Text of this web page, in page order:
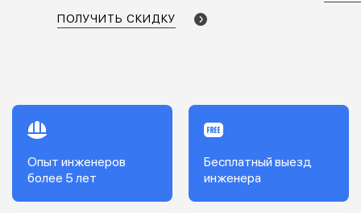
ПОЛУЧИТЬ СКИДКУ
Опыт инженеров
более 5 лет
Бесплатный выезд
инженера